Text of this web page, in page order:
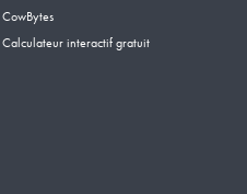
CowBytes
Calculateur interactif gratuit